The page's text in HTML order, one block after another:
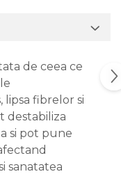
de ceea ce
lipsa fibrelor si
destabiliza
si pot pune
sanatatea